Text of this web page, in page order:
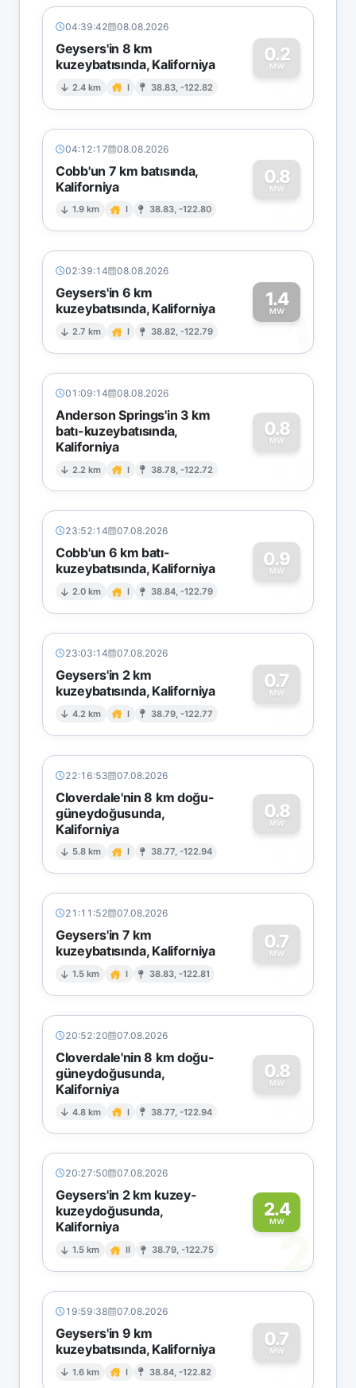
04:39:42 08.08.2026
Geysers'in 8 km
kuzeybatısında, Kaliforniya
2.4 km I 38.83, -122.82
0.2
MW
0
04:12:17 08.08.2026
Cobb'un 7 km batısında,
Kaliforniya
1.9 km I 38.83, -122.80
0.8
MW
0
02:39:14 08.08.2026
Geysers'in 6 km
kuzeybatısında, Kaliforniya
2.7 km I 38.82, -122.79
1.4
MW1
01:09:14 08.08.2026
Anderson Springs'in 3 km
batı-kuzeybatısında,
Kaliforniya
2.2 km I 38.78, -122.72
0.8
MW
0
23:52:14 07.08.2026
Cobb'un 6 km batı-
kuzeybatısında, Kaliforniya
2.0 km I 38.84, -122.79
0.9
MW
0
23:03:14 07.08.2026
Geysers'in 2 km
kuzeybatısında, Kaliforniya
4.2 km I 38.79, -122.77
0.7
MW
0
22:16:53 07.08.2026
Cloverdale'nin 8 km doğu-
güneydoğusunda,
Kaliforniya
5.8 km I 38.77, -122.94
0.8
MW
0
21:11:52 07.08.2026
Geysers'in 7 km
kuzeybatısında, Kaliforniya
1.5 km I 38.83, -122.81
0.7
MW
0
20:52:20 07.08.2026
Cloverdale'nin 8 km doğu-
güneydoğusunda,
Kaliforniya
4.8 km I 38.77, -122.94
0.8
MW
0
20:27:50 07.08.2026
Geysers'in 2 km kuzey-
kuzeydoğusunda,
Kaliforniya
1.5 km II 38.79, -122.75
2.4
MW
2
19:59:38 07.08.2026
Geysers'in 9 km
kuzeybatısında, Kaliforniya
1.6 km I 38.84, -122.82
0.7
MW